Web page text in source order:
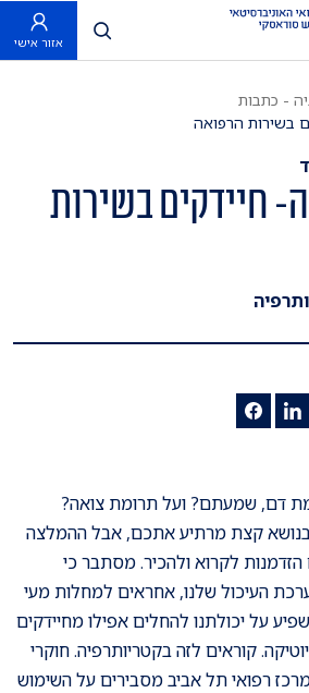
פתח חיפוש
אזור אישי
- כתבות
בשירות הרפואה
חיידקים בשירות
דם, שמעתם? ועל תרומת צואה?
בנושא קצת מרתיע אתכם, אבל ההמלצה
לקרוא ולהכיר. מסתבר כי
העיכול שלנו, אחראים למחלות מעי
על יכולתנו להחלים אפילו מחיידקים
קוראים לזה בקטריותרפיה. חוקרי
רפואי תל אביב מסבירים על השימוש